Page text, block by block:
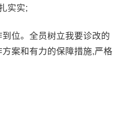
实实;
位。全员树立我要诊改的
案和有力的保障措施,严格